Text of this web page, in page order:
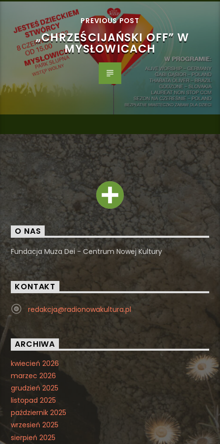
PREVIOUS POST
„CHRZEŚCIJAŃSKI OFF” W
MYSŁOWICACH
O NAS
Fundacja Muza Dei - Centrum Nowej Kultury
KONTAKT
redakcja@radionowakultura.pl
ARCHIWA
kwiecień 2026
marzec 2026
grudzień 2025
listopad 2025
październik 2025
wrzesień 2025
sierpień 2025